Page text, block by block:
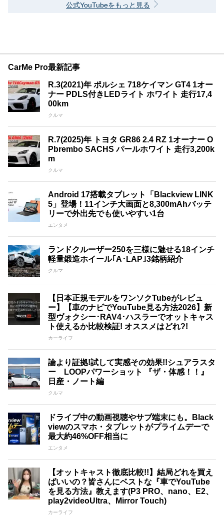
公式YouTubeをもっと見る
CarMe Pro最新記事
R.3(2021)年 ポルシェ 718ケイマン GT4 1オー
ナー PDLS付きLEDライト ホワイト 走行17,4
00km
クルマ
R.7(2025)年 トヨタ GR86 2.4 RZ 1オーナー O
Pbrembo SACHS パールホワイト 走行3,200k
m
クルマ
Android 17搭載タブレット「Blackview LINK
5」登場！11インチ大画面と8,300mAhバッテ
リーで外出先でも使いやすい1台
エンタメ
ランドクルーザー250を三様に魅せる18インチ
軽量鍛造ホイール｢A･LAP｣3銘柄紹介
クルマ
【日本正規モデルをワンソクTubeがレビュ
ー】【車のナビでYouTube見る方法2026】新
型ヴォクシー･RAV4･ハスラーでオットキャス
ト使えるか比較検証! オススメはどれ?!
カーライフ
論より証拠!試して実感その効果!!シュアラスタ
ー LOOPパワーショット 『ザ・体感！！』
日産・ノート編
クルマ
ドライブ中の動画視聴やサブ端末にも。Black
viewのスマホ・タブレットがプライムデーで
最大約46%OFF相当に
エンタメ
【オットキャスト徹底比較!!】結局どれを買え
ばいいの？皆さんにベストな『車でYouTube
を見る方法』教えます(P3 PRO、nano、E2、
play2videoUltra、Mirror Touch)
カーライフ